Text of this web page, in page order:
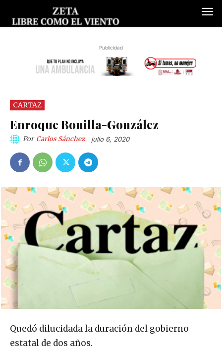
Publicidad
CARTAZ
Enroque Bonilla-González
Por Carlos Sánchez julio 6, 2020
Quedó dilucidada la duración del gobierno
estatal de dos años.